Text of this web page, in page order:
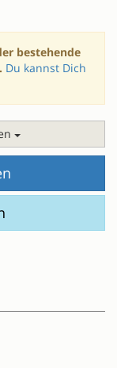
bestehende
Du kannst Dich